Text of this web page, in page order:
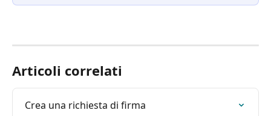
Articoli correlati
Crea una richiesta di firma